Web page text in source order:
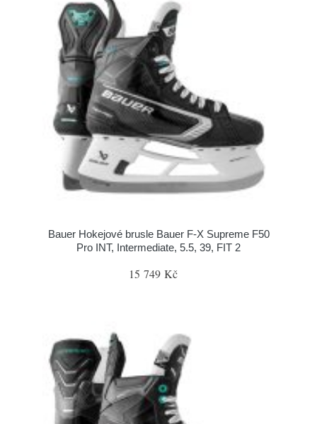
Bauer Hokejové brusle Bauer F-X Supreme F50
Pro INT, Intermediate, 5.5, 39, FIT 2
15 749 Kč